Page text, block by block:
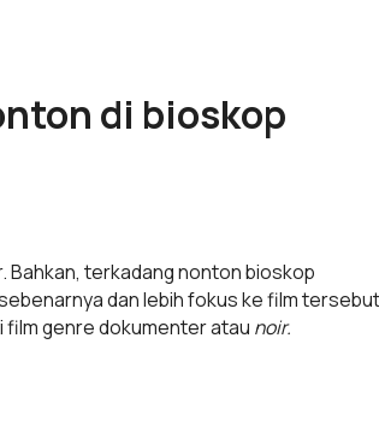
di bioskop
Bahkan, terkadang nonton bioskop
dan lebih fokus ke film
genre dokumenter atau noir.